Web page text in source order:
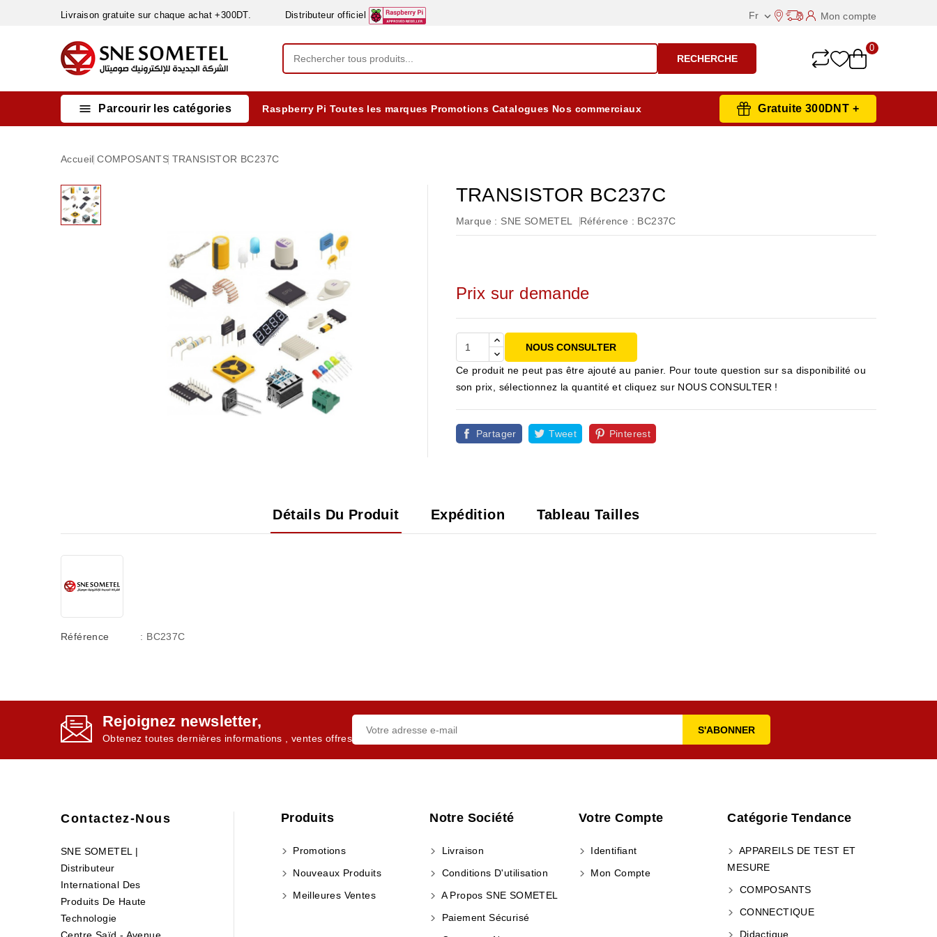
Livraison gratuite sur chaque achat +300DT. Distributeur officiel Fr  Mon compte
RECHERCHE
0
 Parcourir les catégories Raspberry Pi Toutes les marques Promotions Catalogues Nos commerciaux Gratuite 300DNT +
Accueil COMPOSANTS TRANSISTOR BC237C
TRANSISTOR BC237C
Marque : SNE SOMETEL Référence : BC237C
Prix sur demande
NOUS CONSULTER
Ce produit ne peut pas être ajouté au panier. Pour toute question sur sa disponibilité ou
son prix, sélectionnez la quantité et cliquez sur NOUS CONSULTER !
Partager Tweet Pinterest
Détails Du Produit Expédition Tableau Tailles
Référence : BC237C
Rejoignez newsletter,
Obtenez toutes dernières informations , ventes offres
Contactez-Nous
SNE SOMETEL |
Distributeur
International Des
Produits De Haute
Technologie
Produits
Promotions
Nouveaux Produits
Meilleures Ventes
Notre Société
Livraison
Conditions D'utilisation
A Propos SNE SOMETEL
Paiement Sécurisé
Votre Compte
Identifiant
Mon Compte
Catégorie Tendance
APPAREILS DE TEST ET
MESURE
COMPOSANTS
CONNECTIQUE
Didactique